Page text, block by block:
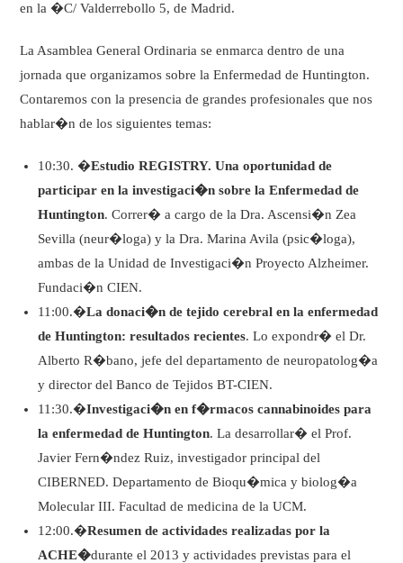
en la �C/ Valderrebollo 5, de Madrid.
La Asamblea General Ordinaria se enmarca dentro de una
jornada que organizamos sobre la Enfermedad de Huntington.
Contaremos con la presencia de grandes profesionales que nos
hablar�n de los siguientes temas:
10:30. �Estudio REGISTRY. Una oportunidad de
participar en la investigaci�n sobre la Enfermedad de
Huntington. Correr� a cargo de la Dra. Ascensi�n Zea
Sevilla (neur�loga) y la Dra. Marina Avila (psic�loga),
ambas de la Unidad de Investigaci�n Proyecto Alzheimer.
Fundaci�n CIEN.
11:00.�La donaci�n de tejido cerebral en la enfermedad
de Huntington: resultados recientes. Lo expondr� el Dr.
Alberto R�bano, jefe del departamento de neuropatolog�a
y director del Banco de Tejidos BT-CIEN.
11:30.�Investigaci�n en f�rmacos cannabinoides para
la enfermedad de Huntington. La desarrollar� el Prof.
Javier Fern�ndez Ruiz, investigador principal del
CIBERNED. Departamento de Bioqu�mica y biolog�a
Molecular III. Facultad de medicina de la UCM.
12:00.�Resumen de actividades realizadas por la
ACHE�durante el 2013 y actividades previstas para el